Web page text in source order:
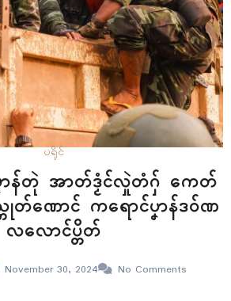
ပရိုၚ်
ာန်တုဲ အာတ်ဒၟံၚ်လှုဲတံဂှ် ကေတ်
တ်ဏောၚ် ကရောၚ်ပၞာန်ဒဝ်ဏ
လလောၚ်ပ္တိတ်
November 30, 2024 No Comments